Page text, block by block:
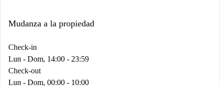
Mudanza a la propiedad
Check-in
Lun - Dom, 14:00 - 23:59
Check-out
Lun - Dom, 00:00 - 10:00